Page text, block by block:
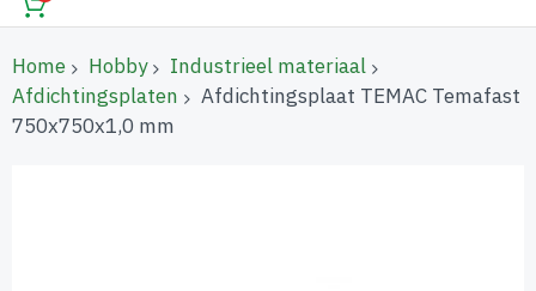
Home Hobby
Industrieel materiaal
Afdichtingsplaten
Afdichtingsplaat TEMAC Temafast
750x750x1,0 mm